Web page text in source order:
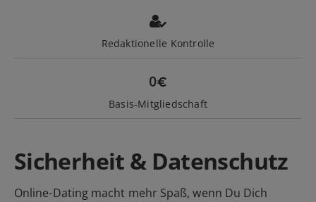
Redaktionelle Kontrolle
Basis-Mitgliedschaft
Sicherheit & Datenschutz
Online-Dating macht mehr Spaß, wenn Du Dich